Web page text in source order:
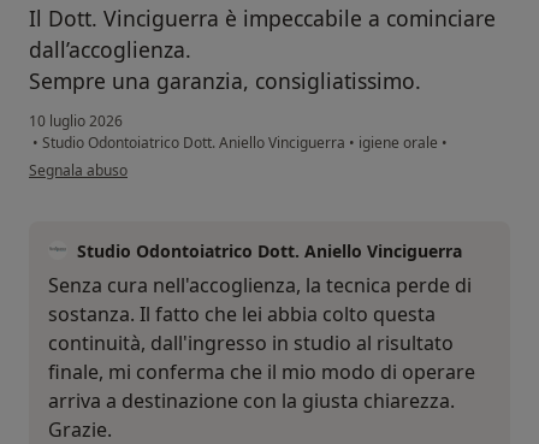
Il Dott. Vinciguerra è impeccabile a cominciare
dall’accoglienza.
Sempre una garanzia, consigliatissimo.
10 luglio 2026
• Studio Odontoiatrico Dott. Aniello Vinciguerra • igiene orale •
secondo l'opinione dell'utente Domenico P.
Segnala abuso
Studio Odontoiatrico Dott. Aniello Vinciguerra
Senza cura nell'accoglienza, la tecnica perde di
sostanza. Il fatto che lei abbia colto questa
continuità, dall'ingresso in studio al risultato
finale, mi conferma che il mio modo di operare
arriva a destinazione con la giusta chiarezza.
Grazie.